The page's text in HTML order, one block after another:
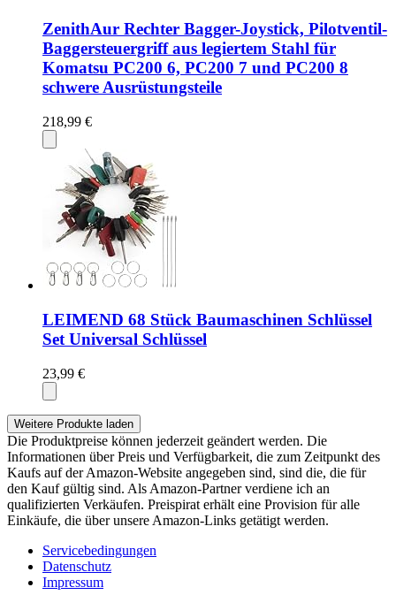
ZenithAur Rechter Bagger-Joystick, Pilotventil-
Baggersteuergriff aus legiertem Stahl für
Komatsu PC200 6, PC200 7 und PC200 8
schwere Ausrüstungsteile
218,99 €
LEIMEND 68 Stück Baumaschinen Schlüssel
Set Universal Schlüssel
23,99 €
Weitere Produkte laden
Die Produktpreise können jederzeit geändert werden. Die
Informationen über Preis und Verfügbarkeit, die zum Zeitpunkt des
Kaufs auf der Amazon-Website angegeben sind, sind die, die für
den Kauf gültig sind. Als Amazon-Partner verdiene ich an
qualifizierten Verkäufen. Preispirat erhält eine Provision für alle
Einkäufe, die über unsere Amazon-Links getätigt werden.
Servicebedingungen
Datenschutz
Impressum